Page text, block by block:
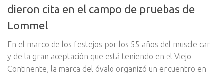
dieron cita en el campo de pruebas de
Lommel
En el marco de los festejos por los 55 años del muscle car
y de la gran aceptación que está teniendo en el Viejo
Continente, la marca del óvalo organizó un encuentro en